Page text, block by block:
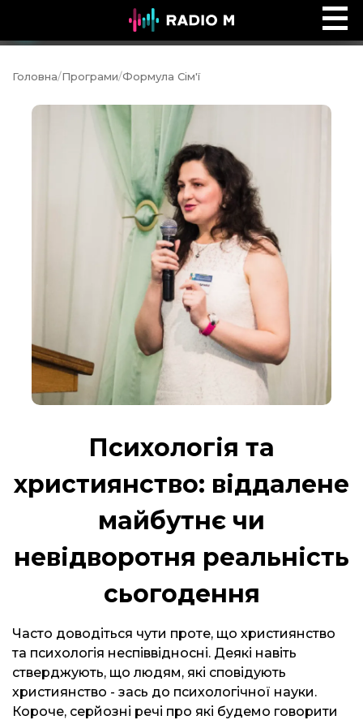
Ефір Radio M
Головна/Програми/Формула Сім'ї
Психологія та
християнство: віддалене
майбутнє чи
невідворотня реальність
сьогодення
Часто доводіться чути проте, що християнство
та психологія неспіввідносні. Деякі навіть
стверджують, що людям, які сповідують
християнство - зась до психологічної науки.
Короче, серйозні речі про які будемо говорити